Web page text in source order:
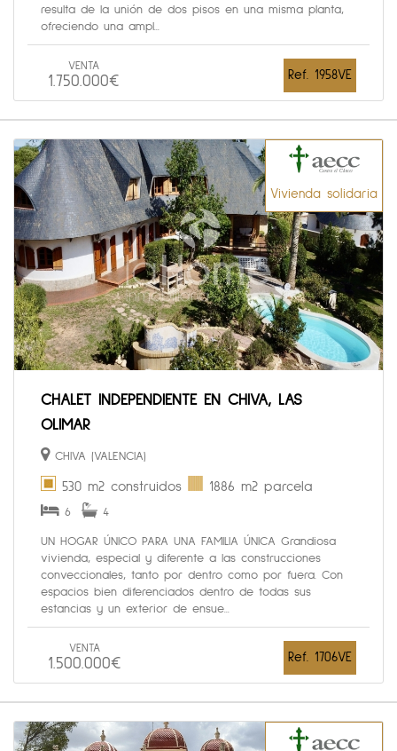
resulta de la unión de dos pisos en una misma planta,
ofreciendo una ampl...
VENTA
1.750.000€ Ref. 1958VE
Vivienda solidaria
CHALET INDEPENDIENTE EN CHIVA, LAS
OLIMAR
CHIVA (VALENCIA)
530 m2 construidos 1886 m2 parcela
6 4
UN HOGAR ÚNICO PARA UNA FAMILIA ÚNICA Grandiosa
vivienda, especial y diferente a las construcciones
conveccionales, tanto por dentro como por fuera. Con
espacios bien diferenciados dentro de todas sus
estancias y un exterior de ensue...
VENTA
1.500.000€ Ref. 1706VE